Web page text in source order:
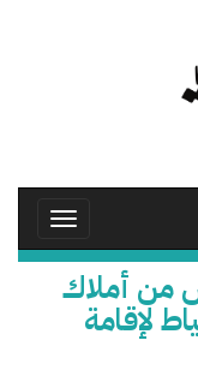
Toggle
من أملاك
لإقامة